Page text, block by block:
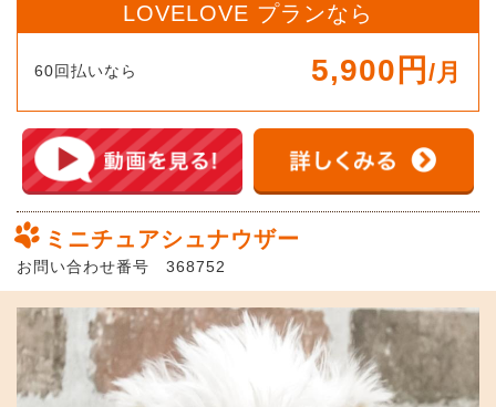
LOVELOVE プランなら
60回払いなら 5,900円 /月
ミニチュアシュナウザー
お問い合わせ番号 368752